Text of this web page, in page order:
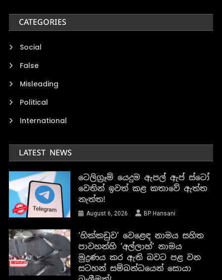
CATEGORIES
Social
False
Misleading
Political
International
LATEST NEWS
ටෙලිග්‍රෑම් යෙදුම ඇපල් ඇප් ස්ටෝ
වෙතින් ඉවත් කළ කතාවේ ඇත්ත
නැත්ත!
August 6, 2026 BP Hansani
‘හික්කඩුව’ වෙළෙඳ නාමය සහිත
පාවහන්හි ‘අල්ලාහ්’ නාමය
මුද්‍රණය කර ඇති බවට පළ වන
සටහන් සම්බන්ධයෙන් සොයා